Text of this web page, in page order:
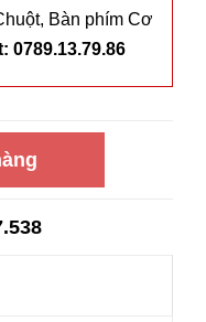
Bàn phím Cơ
0789.13.79.86